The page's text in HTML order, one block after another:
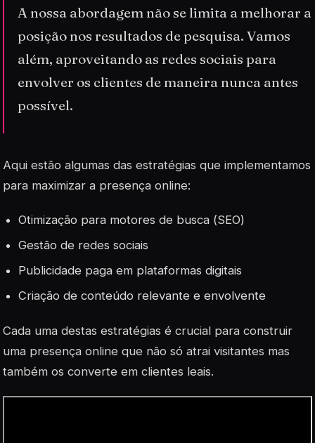
A nossa abordagem não se limita a melhorar a
posição nos resultados de pesquisa. Vamos
além, aproveitando as redes sociais para
envolver os clientes de maneira nunca antes
possível.
Aqui estão algumas das estratégias que implementamos
para maximizar a presença online:
Otimização para motores de busca (SEO)
Gestão de redes sociais
Publicidade paga em plataformas digitais
Criação de conteúdo relevante e envolvente
Cada uma destas estratégias é crucial para construir
uma presença online que não só atrai visitantes mas
também os converte em clientes leais.